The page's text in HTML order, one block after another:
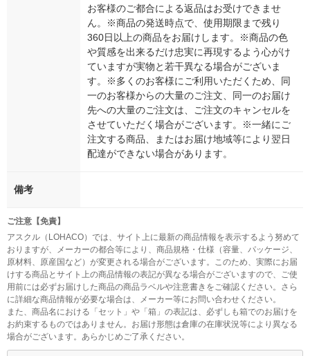
お客様のご都合による返品はお受けできませ
ん。※商品の発送時点で、使用期限まで残り
360日以上の商品をお届けします。※商品の色
や質感を出来るだけ忠実に再現するよう心がけ
ていますが実物と若干異なる場合がございま
す。※多くのお客様にご利用いただくため、同
一のお客様からの大量のご注文、同一のお届け
先への大量のご注文は、ご注文のキャンセルを
させていただく場合がございます。※一緒にご
注文する商品、またはお届け地域等により翌日
配達ができない場合があります。
備考
ご注意【免責】
アスクル（LOHACO）では、サイト上に最新の商品情報を表示するよう努めて
おりますが、メーカーの都合等により、商品規格・仕様（容量、パッケージ、
原材料、原産国など）が変更される場合がございます。このため、実際にお届
けする商品とサイト上の商品情報の表記が異なる場合がございますので、ご使
用前には必ずお届けした商品の商品ラベルや注意書きをご確認ください。さら
に詳細な商品情報が必要な場合は、メーカー等にお問い合わせください。
また、商品名における「セット」や「箱」の表記は、必ずしも箱でのお届けを
お約束するものではありません。お届け形態は倉庫の在庫状況等により異なる
場合がございます。あらかじめご了承ください。